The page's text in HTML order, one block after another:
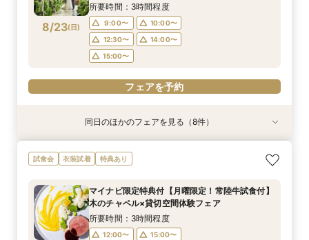
フェアを予約
15:00〜
フェアを予約
15:00〜
フェアを予約
15:00〜
フェアを予約
15:00〜
フェアを予約
18:30〜
フェアを予約
15:00〜
フェアを予約
17:00〜
フェアを予約
8/23(日)
所要時間：3時間程度
9:00〜
10:00〜
12:30〜
14:00〜
15:00〜
フェアを予約
衣装試着 特典あり
8/23(日)
【スペシャルナイトフェア*】光×木のチャペル×
豪華試食♪最大100万円特典付☆
17:00〜 18:00〜
特典あり
8/23(日)
【1件目限定】100万円特典付×話題の新結婚式ス
タイル相談会
9:00〜
10:00〜
12:30〜
14:00〜
15:00〜
特典あり
8/23(日)
【2件目以降の方へ】気になるところだけ！90分
クイックフェア
9:00〜
10:00〜
12:30〜
14:00〜
15:00〜
特典あり
8/23(日)
【和と洋も両方叶う】木のチャペル×四季彩る美
食空間☆
9:00〜
10:00〜
12:30〜
14:00〜
15:00〜
特典あり
8/23(日)
【2件目からの会場見学】安心見積相談×新結婚
式スタイル紹介
9:00〜
10:00〜
12:30〜
14:00〜
15:00〜
特典あり
8/23(日)
気軽に90分見学♪チャペル×試食×見積ショート
タイムフェア*
9:15〜
10:00〜
14:00〜
15:00〜
18:30〜
特典あり
8/23(日)
【少人数限定】身近な人とお祝いする結婚式＆贅
沢試食相談会
9:00〜
10:00〜
12:30〜
14:00〜
15:00〜
特典あり
8/23(日)
写真は残したい！【フォト婚】衣裳×見積相談
フェア*
9:00〜
10:00〜
15:00〜
16:00〜
17:00〜
同日のほかのフェアを見る（8件）
試食会 衣装試着 特典あり
マイナビ限定特典付【月曜限定！常陸牛試食付】
木のチャペル×貸切空間体験フェア
所要時間：3時間程度
12:00〜
15:00〜